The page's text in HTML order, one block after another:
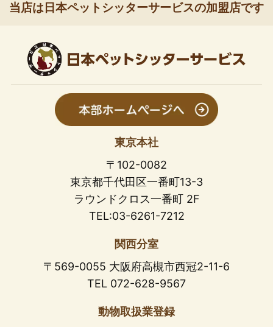
当店は日本ペットシッターサービスの加盟店です
東京本社
〒102-0082
東京都千代田区一番町13-3
ラウンドクロス一番町 2F
TEL:03-6261-7212
関西分室
〒569-0055 大阪府高槻市西冠2-11-6
TEL 072-628-9567
動物取扱業登録